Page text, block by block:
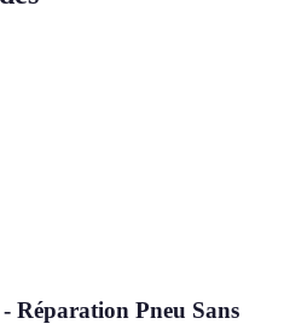
Réparation Pneu Sans